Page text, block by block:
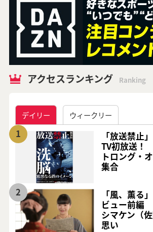
アクセスランキング Ranking
デイリー ウィークリー
1
「放送禁止
TV初放送！
トロング・
集合
2
「風、薫る
ビュー前編
シマケン（
思い